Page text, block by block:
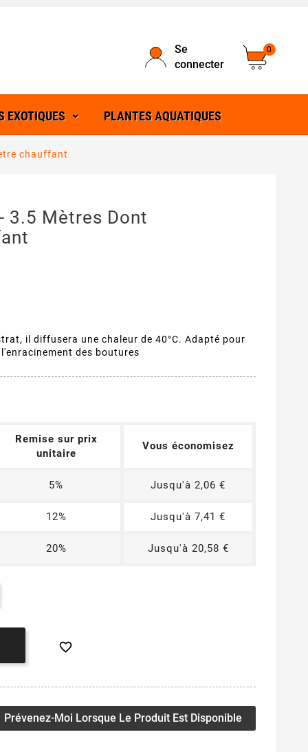
Se
connecter
0
EXOTIQUES PLANTES AQUATIQUES
chauffant
3.5 Mètres Dont
il diffusera une chaleur de 40°C. Adapté pour
des boutures
Remise sur prix
unitaire
Vous économisez
5% Jusqu'à 2,06 €
12% Jusqu'à 7,41 €
20% Jusqu'à 20,58 €

Prévenez-Moi Lorsque Le Produit Est Disponible